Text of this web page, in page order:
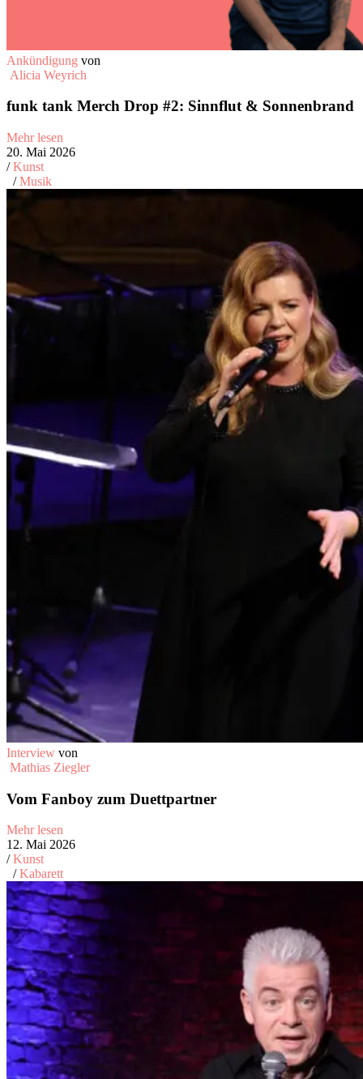
Ankündigung von
Alicia Weyrich
funk tank Merch Drop #2: Sinnflut & Sonnenbrand
Mehr lesen
20. Mai 2026
/Kunst
/Musik
Interview von
Mathias Ziegler
Vom Fanboy zum Duettpartner
Mehr lesen
12. Mai 2026
/Kunst
/Kabarett